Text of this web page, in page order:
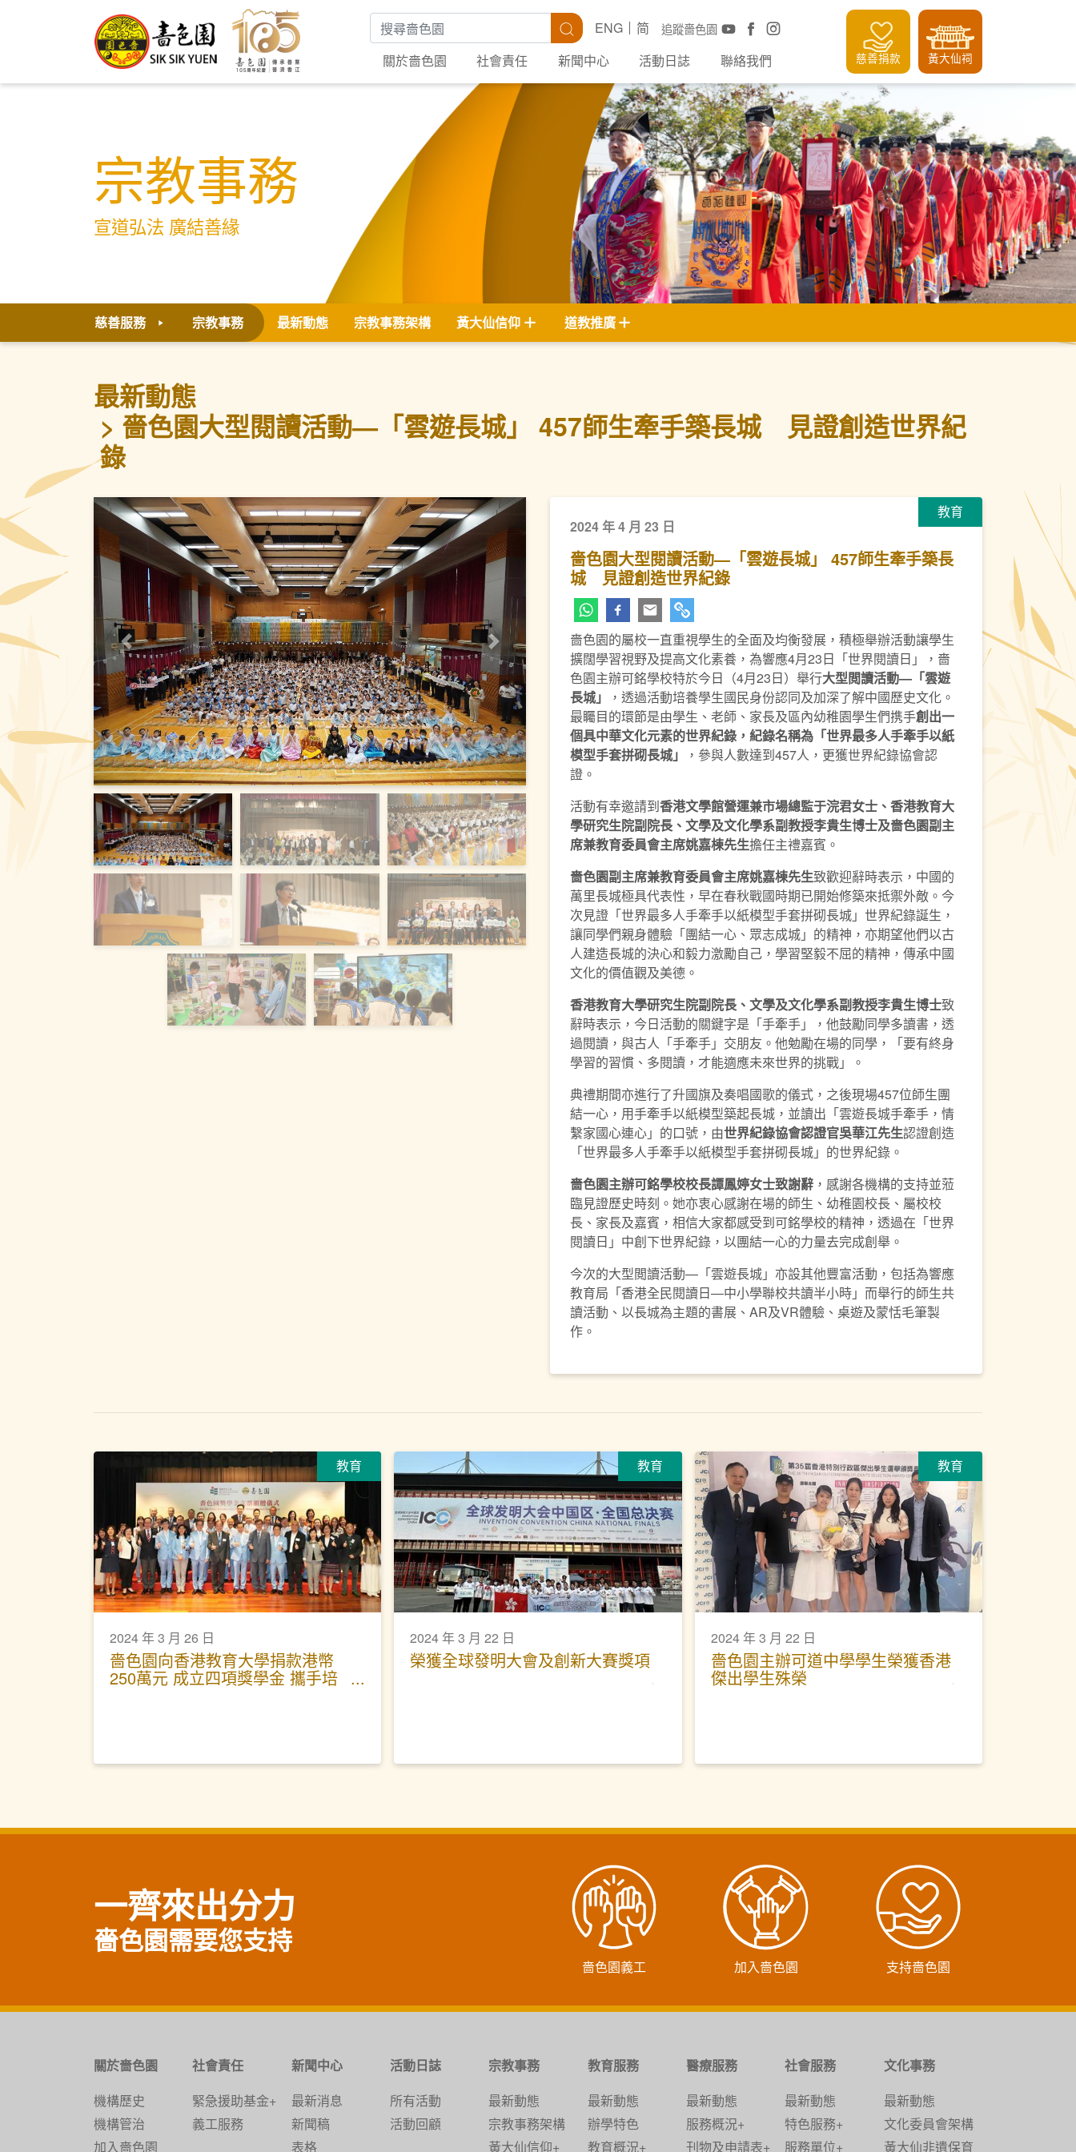
搜尋關鍵字 搜尋 追蹤嗇色園
ENG
简
關於嗇色園
社會責任 新聞中心 活動日誌 聯絡我們 慈善捐款 黃大仙祠
宗教事務
宣道弘法 廣結善緣
慈善服務 宗教事務 最新動態 宗教事務架構 黃大仙信仰 道教推廣
最新動態
嗇色園大型閱讀活動—「雲遊長城」 457師生牽手築長城 見證創造世界紀
錄
上一頁 下一頁
教育
2024 年 4 月 23 日
嗇色園大型閱讀活動—「雲遊長城」 457師生牽手築長
城 見證創造世界紀錄
嗇色園的屬校一直重視學生的全面及均衡發展，積極舉辦活動讓學生
擴闊學習視野及提高文化素養，為響應4月23日「世界閱讀日」，嗇
色園主辦可銘學校特於今日（4月23日）舉行大型閲讀活動— 「雲遊
長城」
，透過活動培養學生國民身份認同及加深了解中國歷史文化。
最矚目的環節是由學生、老師、家長及區內幼稚園學生們携手創出一
個具中華文化元素的世界紀錄 ，紀錄名稱為 「世界最多人手牽手以紙
模型手套拼砌長城」
，參與人數達到457人，更獲世界紀錄協會認
證。
活動有幸邀請到香港文學館營運兼市場總監于浣君女士、香港教育大
學研究生院副院長、文學及文化學系副教授李貴生博士及嗇色園副主
席兼教育委員會主席姚嘉棟先生擔任主禮嘉賓。
嗇色園副主席兼教育委員會主席姚嘉棟先生致歡迎辭時表示，中國的
萬里長城極具代表性，早在春秋戰國時期已開始修築來抵禦外敵。今
次見證「世界最多人手牽手以紙模型手套拼砌長城」世界紀錄誕生，
讓同學們親身體驗「團結一心、眾志成城」的精神，亦期望他們以古
人建造長城的決心和毅力激勵自己，學習堅毅不屈的精神，傳承中國
文化的價值觀及美德。
香港教育大學研究生院副院長、文學及文化學系副教授李貴生博士致
辭時表示，今日活動的關鍵字是「手牽手」，他鼓勵同學多讀書，透
過閱讀，與古人「手牽手」交朋友。他勉勵在場的同學，「要有終身
學習的習慣、多閱讀，才能適應未來世界的挑戰」。
典禮期間亦進行了升國旗及奏唱國歌的儀式，之後現場457位師生團
結一心，用手牽手以紙模型築起長城，並讀出「雲遊長城手牽手，情
繫家國心連心」的口號，由世界紀錄協會認證官吳華江先生認證創造
「世界最多人手牽手以紙模型手套拼砌長城」的世界紀錄。
嗇色園主辦可銘學校校長譚鳳婷女士致謝辭 ，感謝各機構的支持並蒞
臨見證歷史時刻。她亦衷心感謝在場的師生、幼稚園校長、屬校校
長、家長及嘉賓，相信大家都感受到可銘學校的精神，透過在「世界
閱讀日」中創下世界紀錄，以團結一心的力量去完成創舉。
今次的大型閲讀活動—「雲遊長城」亦設其他豐富活動，包括為響應
教育局「香港全民閱讀日—中小學聯校共讀半小時」而舉行的師生共
讀活動、以長城為主題的書展、AR及VR體驗、桌遊及蒙恬毛筆製
作。
教育
2024 年 3 月 26 日
嗇色園向香港教育大學捐款港幣
250萬元 成立四項獎學金 攜手培
教育
2024 年 3 月 22 日
榮獲全球發明大會及創新大賽獎項
教育
2024 年 3 月 22 日
嗇色園主辦可道中學學生榮獲香港
傑出學生殊榮
一齊來出分力
嗇色園需要您支持
嗇色園義工 加入嗇色園 支持嗇色園
關於嗇色園
機構歷史
機構管治
加入嗇色園
社會責任
緊急援助基金+
義工服務
新聞中心
最新消息
新聞稿
表格
活動日誌
所有活動
活動回顧
宗教事務
最新動態
宗教事務架構
黃大仙信仰+
教育服務
最新動態
辦學特色
教育概況+
醫療服務
最新動態
服務概況+
刊物及申請表+
社會服務
最新動態
特色服務+
服務單位+
文化事務
最新動態
文化委員會架構
黃大仙非遺保育